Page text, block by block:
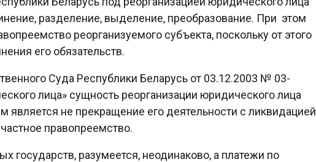
разделение, выделение, преобразование. При этом
реорганизуемого субъекта, поскольку от этого
его обязательств.
Суда Республики Беларусь от 03.12.2003 № 03-
лица» сущность реорганизации юридического лица
является не прекращение его деятельности с ликвидацией
правопреемство.
государств, разумеется, неодинаково, а платежи по